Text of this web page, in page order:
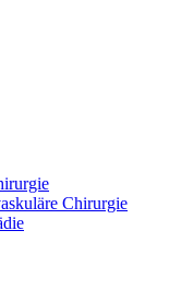
Chirurgie